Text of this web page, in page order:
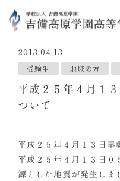
2013.04.13
受験生 地域の方
平成２５年４月１
ついて
平成２５年４月１３日早
平成２５年４月１３日０
源とした地震が発生しま